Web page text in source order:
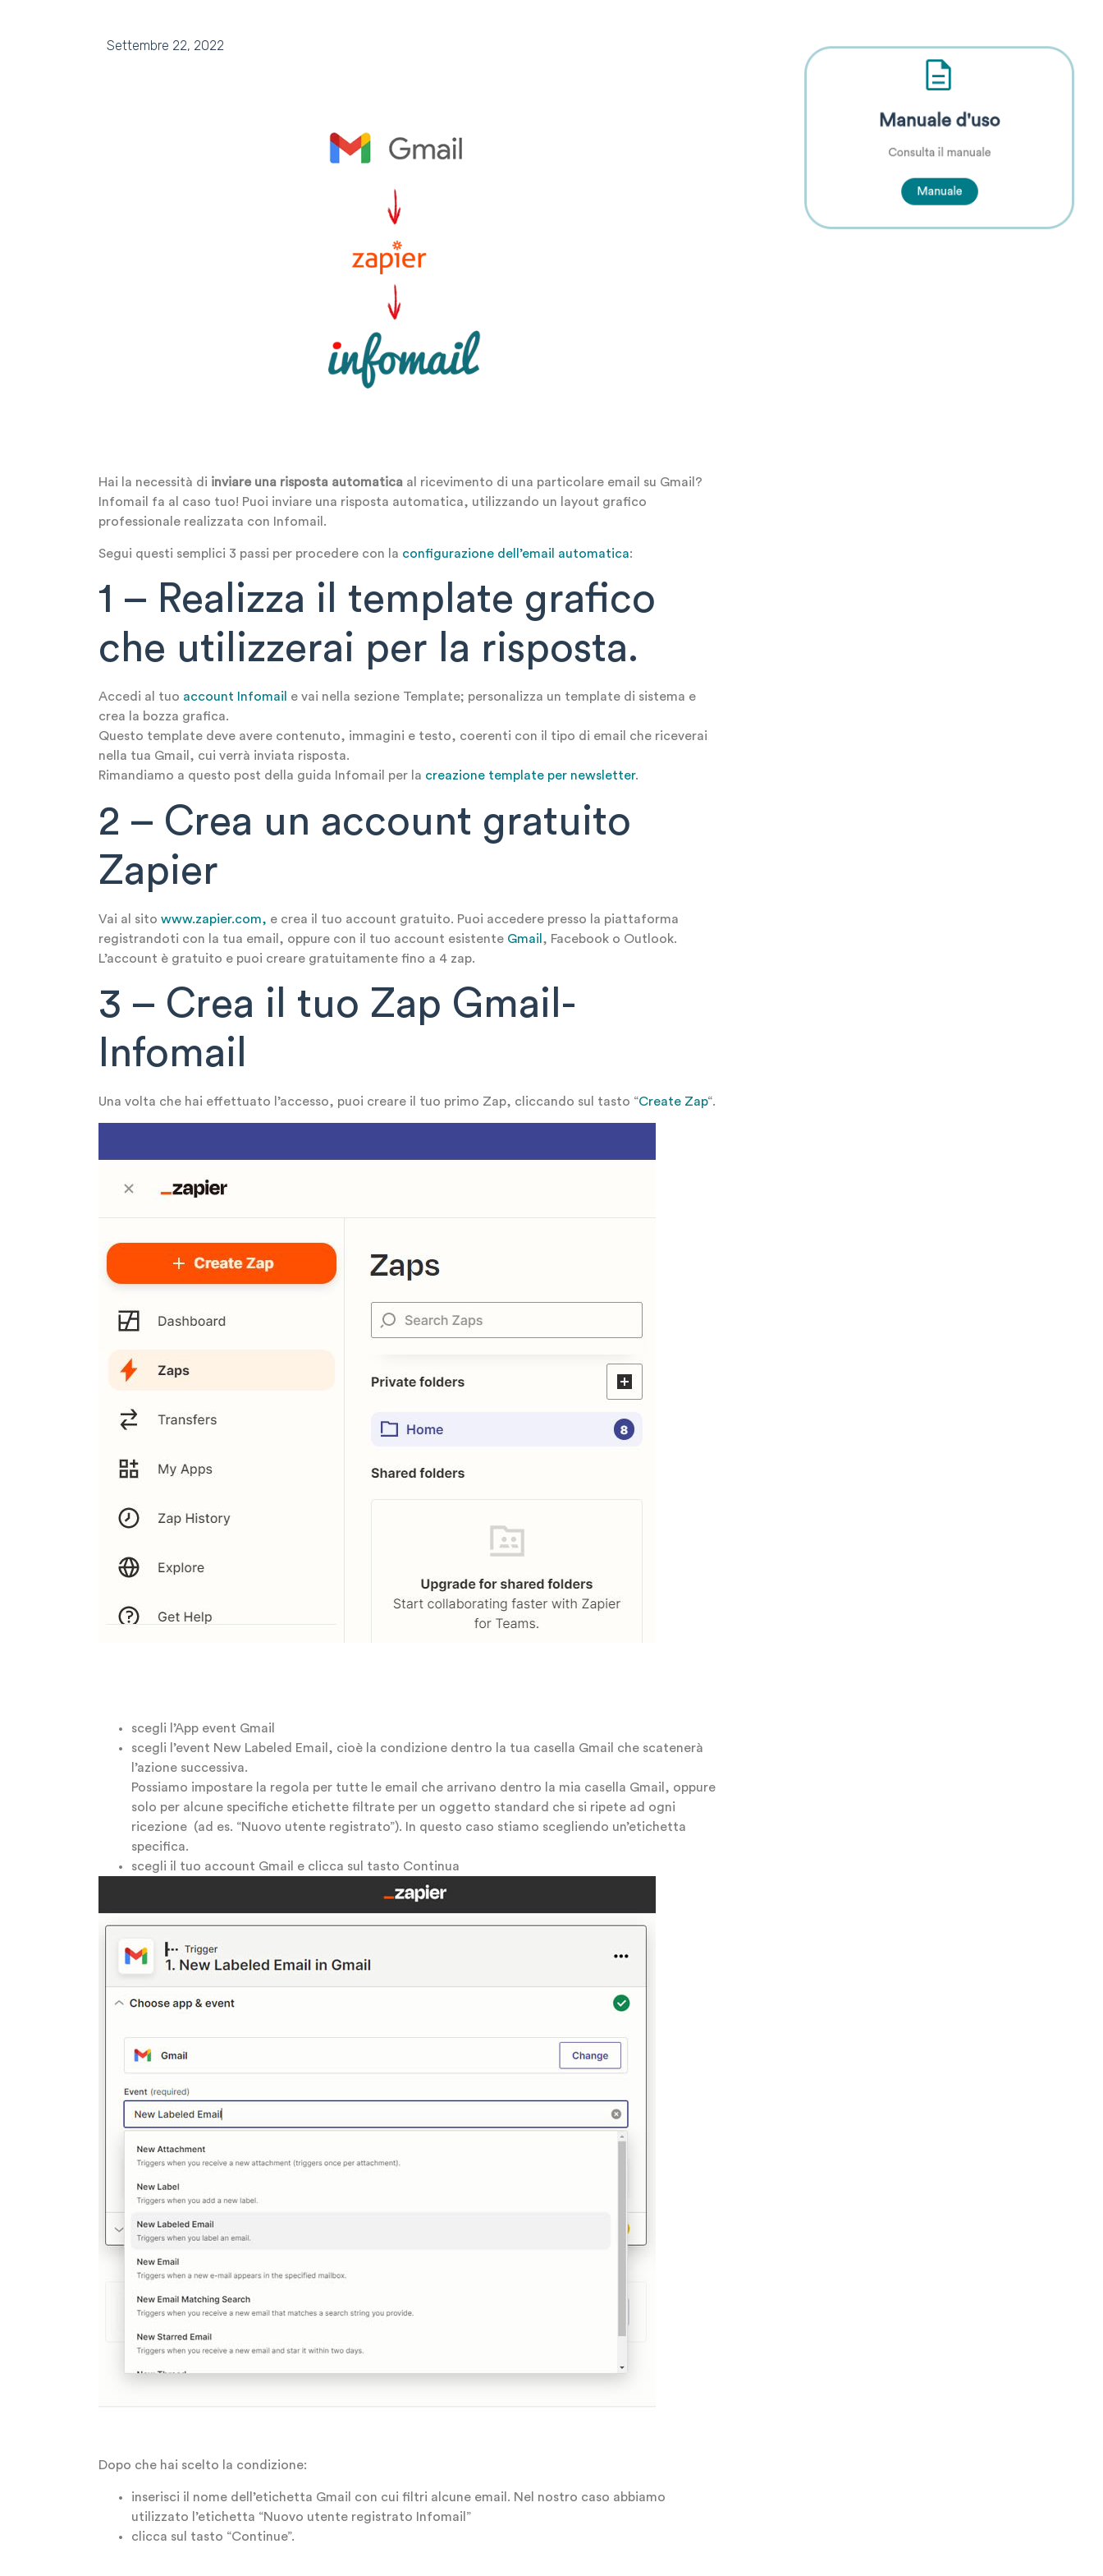
Settembre 22, 2022
Hai la necessità di inviare una risposta automatica al ricevimento di una particolare email su Gmail?
Infomail fa al caso tuo! Puoi inviare una risposta automatica, utilizzando un layout grafico
professionale realizzata con Infomail.
Segui questi semplici 3 passi per procedere con la configurazione dell’email automatica:
1 – Realizza il template grafico
che utilizzerai per la risposta.
Accedi al tuo account Infomail
e vai nella sezione Template; personalizza un template di sistema e
crea la bozza grafica.
Questo template deve avere contenuto, immagini e testo, coerenti con il tipo di email che riceverai
nella tua Gmail, cui verrà inviata risposta.
Rimandiamo a questo post della guida Infomail per la creazione template per newsletter.
2 – Crea un account gratuito
Zapier
Vai al sito www.zapier.com, e crea il tuo account gratuito. Puoi accedere presso la piattaforma
registrandoti con la tua email, oppure con il tuo account esistente Gmail , Facebook o Outlook.
L’account è gratuito e puoi creare gratuitamente fino a 4 zap.
3 – Crea il tuo Zap Gmail-
Infomail
Una volta che hai effettuato l’accesso, puoi creare il tuo primo Zap, cliccando sul tasto “Create Zap“.
scegli l’App event Gmail
scegli l’event New Labeled Email, cioè la condizione dentro la tua casella Gmail che scatenerà
l’azione successiva.
Possiamo impostare la regola per tutte le email che arrivano dentro la mia casella Gmail, oppure
solo per alcune specifiche etichette filtrate per un oggetto standard che si ripete ad ogni
ricezione (ad es. “Nuovo utente registrato”). In questo caso stiamo scegliendo un’etichetta
specifica.
scegli il tuo account Gmail e clicca sul tasto Continua
Dopo che hai scelto la condizione:
inserisci il nome dell’etichetta Gmail con cui filtri alcune email. Nel nostro caso abbiamo
utilizzato l’etichetta “Nuovo utente registrato Infomail”
clicca sul tasto “Continue”.